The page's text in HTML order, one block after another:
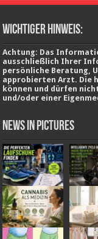
wichtiger Hinweis:
Achtung: Das
ausschließlich Ihrer
persönliche Beratung,
approbierten Arzt. Die
können und dürfen
und/oder einer
News in Pictures